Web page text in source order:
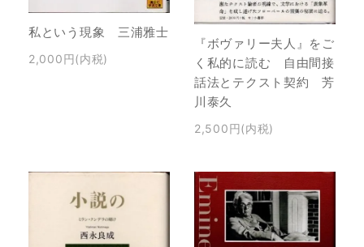
私という現象 三浦雅士
2,000円(内税)
『ボヴァリー夫人』をご
く私的に読む 自由間接
話法とテクスト契約 芳
川泰久
2,500円(内税)